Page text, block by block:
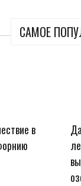
САМОЕ
в